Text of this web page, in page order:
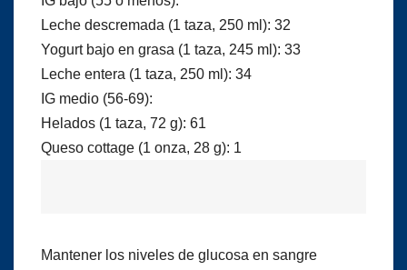
Leche descremada (1 taza, 250 ml): 32
Yogurt bajo en grasa (1 taza, 245 ml): 33
Leche entera (1 taza, 250 ml): 34
IG medio (56-69):
Helados (1 taza, 72 g): 61
Queso cottage (1 onza, 28 g): 1
Mantener los niveles de glucosa en sangre